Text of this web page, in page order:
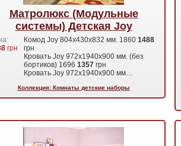
Матролюкс (Модульные
системы) Детская Joy
грн
Комод Joy 804х430х832 мм. 1860 1488
грн
Кровать Joy 972х1940х900 мм. (без
бортиков) 1696 1357 грн
Кровать Joy 972х1940х900 мм…
Коллекция: Комнаты детские наборы